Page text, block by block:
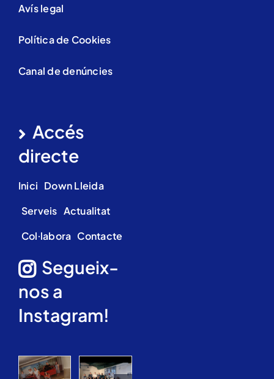
Avís legal
Política de Cookies
Canal de denúncies
Accés
directe
Inici Down Lleida
Serveis Actualitat
Col·labora Contacte
Segueix-
nos a
Instagram!